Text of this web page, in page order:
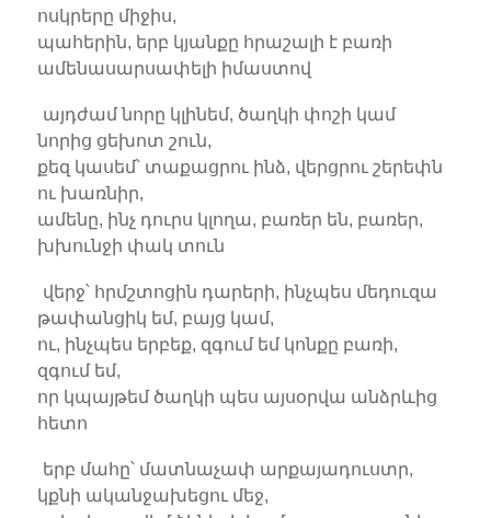
ոսկրերը միջիս,
պահերին, երբ կյանքը հրաշալի է բառի
ամենասարսափելի իմաստով
այդժամ նորը կլինեմ, ծաղկի փոշի կամ
նորից ցեխոտ շուն,
քեզ կասեմ՝ տաքացրու ինձ, վերցրու շերեփն
ու խառնիր,
ամենը, ինչ դուրս կլողա, բառեր են, բառեր,
խխունջի փակ տուն
վերջ՝ հրմշտոցին դարերի, ինչպես մեդուզա
թափանցիկ եմ, բայց կամ,
ու, ինչպես երբեք, զգում եմ կոնքը բառի,
զգում եմ,
որ կպայթեմ ծաղկի պես այսօրվա անձրևից
հետո
երբ մահը՝ մատնաչափ արքայադուստր,
կքնի ականջախեցու մեջ,